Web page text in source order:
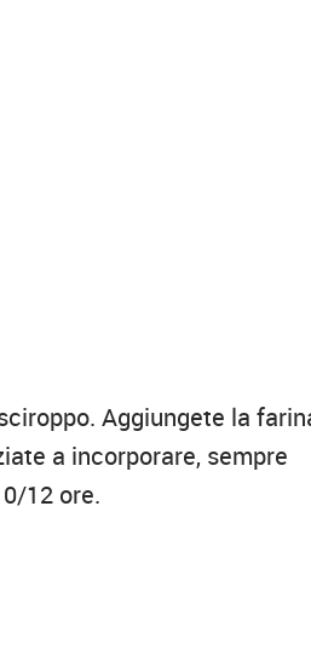
Aggiungete la
a incorporare, sempre
12 ore.